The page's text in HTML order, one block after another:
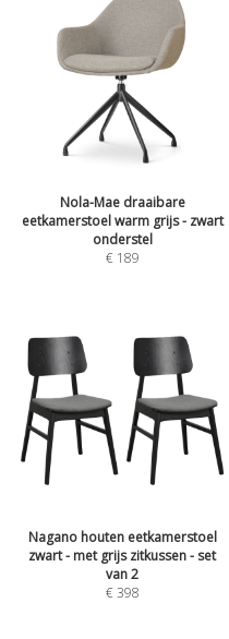
Nola-Mae draaibare
eetkamerstoel warm grijs - zwart
onderstel
€ 189
Nagano houten eetkamerstoel
zwart - met grijs zitkussen - set
van 2
€398